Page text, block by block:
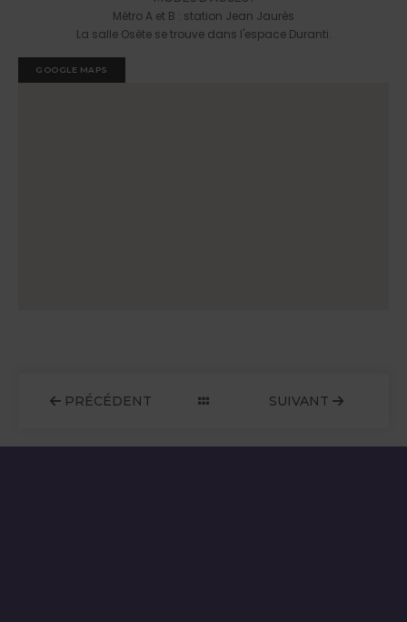
Métro A et B : station Jean Jaurès
La salle Osète se trouve dans l'espace Duranti.
GOOGLE MAPS
PRÉCÉDENT SUIVANT